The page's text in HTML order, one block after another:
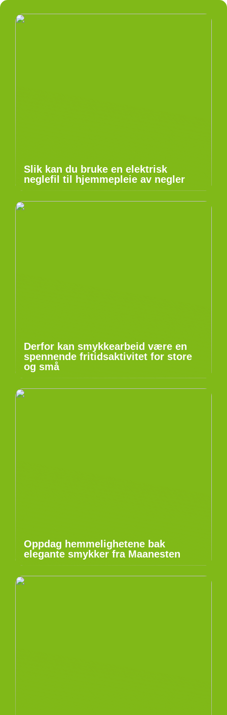
Slik kan du bruke en elektrisk
neglefil til hjemmepleie av negler
Derfor kan smykkearbeid være en
spennende fritidsaktivitet for store
og små
Oppdag hemmelighetene bak
elegante smykker fra Maanesten